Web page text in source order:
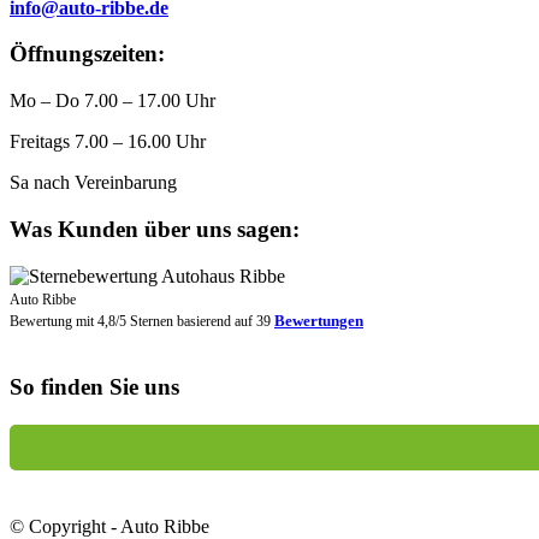
info@auto-ribbe.de
Öffnungszeiten:
Mo – Do 7.00 – 17.00 Uhr
Freitags 7.00 – 16.00 Uhr
Sa nach Vereinbarung
Was Kunden über uns sagen:
Auto Ribbe
Bewertung mit 4,8/5 Sternen basierend auf 39 Bewertungen
So finden Sie uns
© Copyright - Auto Ribbe